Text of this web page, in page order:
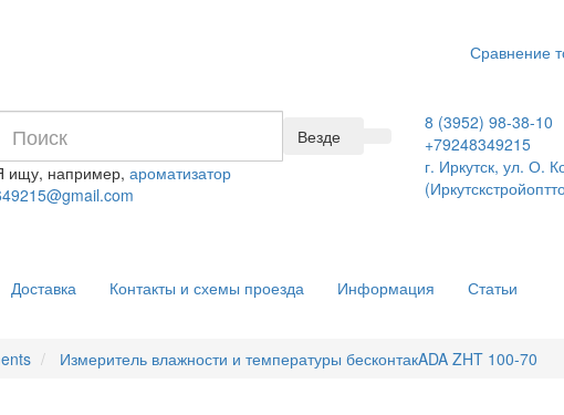
Сравнение
8 (3952) 98-38-10
+79248349215
г. Иркутск, ул. О.
Везде
ищу, например, ароматизатор
Доставка Контакты и схемы проезда Информация Статьи
Измеритель влажности и температуры бесконтакADA ZHT 100-70